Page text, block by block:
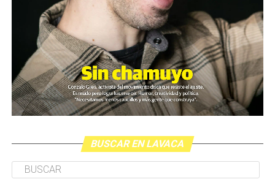
prostitución”. Perdón: ¿por qué vamos a legalizar lo que
no está prohibido ni penado? Esa es una cuestión.
Otra cuestión es ese debate, que cuando empezó a
hacerse más fuerte y empezó a crecer, y a señalar al
Estado como gran controlador de la explotación sexual,
justo ahí, se pasó directamente a la trata. La trata, en
general, refiere primero que nada a la trata de blancas,
Discutimos tanto eso, que después se llegó a un
consenso de poner “personas en situación de
prostitución” o “personas con fines de trata”, o
BUSCAR EN LAVACA